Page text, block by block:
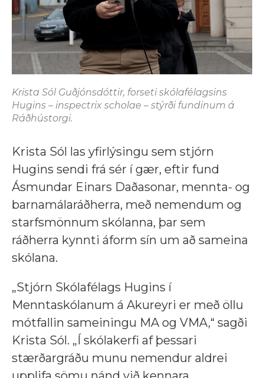
Krista Sól Guðjóns­dótt­ir, forseti skólafélagsins
Hugins – inspectrix scholae – stýrði fundinum á
Ráðhústorgi.
Krista Sól las yfirlýsingu sem stjórn
Hugins sendi frá sér í gær, eftir fund
Ásmundar Einars Daðasonar, mennta- og
barnamálaráðherra, með nemendum og
starfsmönnum skólanna, þar sem
ráðherra kynnti áform sín um að sameina
skólana.
„Stjórn Skólafélags Hugins í
Menntaskólanum á Akureyri er með öllu
mótfallin sameiningu MA og VMA,“ sagði
Krista Sól. „Í skólakerfi af þessari
stærðargráðu munu nemendur aldrei